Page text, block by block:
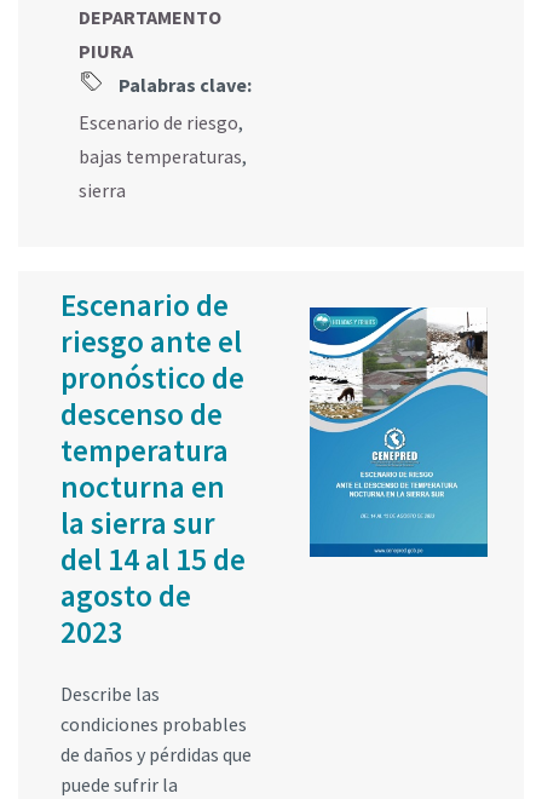
DEPARTAMENTO
PIURA
Palabras clave:
Escenario de riesgo,
bajas temperaturas,
sierra
Escenario de
riesgo ante el
pronóstico de
descenso de
temperatura
nocturna en
la sierra sur
del 14 al 15 de
agosto de
2023
Describe las
condiciones probables
de daños y pérdidas que
puede sufrir la